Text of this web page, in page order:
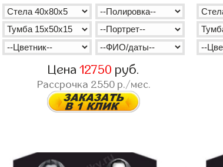
Цена12750 руб.
Рассрочка 2550р./мес.